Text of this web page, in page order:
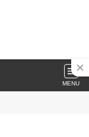
MENU